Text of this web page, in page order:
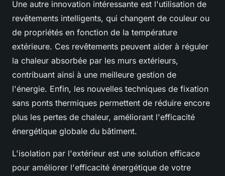
Une autre innovation intéressante est l'utilisation de
revêtements intelligents, qui changent de couleur ou
de propriétés en fonction de la température
extérieure. Ces revêtements peuvent aider à réguler
la chaleur absorbée par les murs extérieurs,
contribuant ainsi à une meilleure gestion de
l'énergie. Enfin, les nouvelles techniques de fixation
sans ponts thermiques permettent de réduire encore
plus les pertes de chaleur, améliorant l'efficacité
énergétique globale du bâtiment.
L'isolation par l'extérieur est une solution efficace
pour améliorer l'efficacité énergétique de votre